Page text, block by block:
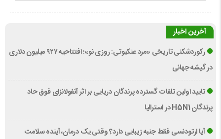
آخرین اخبار
رکوردشکنی تاریخی «مرد عنکبوتی: روزی نو»؛ افتتاحیه ۹۲۷ میلیون دلاری
در گیشه جهانی
تایید اولین تلفات گسترده پرندگان دریایی بر اثر آنفولانزای فوق حاد
پرندگان H5N1 در استرالیا
آیا ارتودنسی فقط جنبه زیبایی دارد؟ وقتی یک درمان، آینده سلامت